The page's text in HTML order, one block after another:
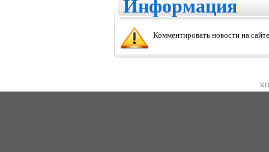
Информация
Комментировать новости на